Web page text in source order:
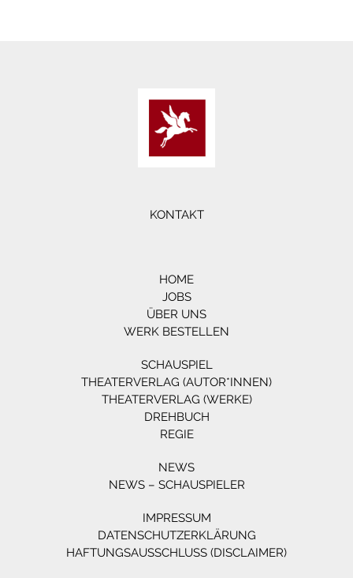
KONTAKT
HOME
JOBS
ÜBER UNS
WERK BESTELLEN
SCHAUSPIEL
THEATERVERLAG (AUTOR*INNEN)
THEATERVERLAG (WERKE)
DREHBUCH
REGIE
NEWS
NEWS – SCHAUSPIELER
IMPRESSUM
DATENSCHUTZERKLÄRUNG
HAFTUNGSAUSSCHLUSS (DISCLAIMER)